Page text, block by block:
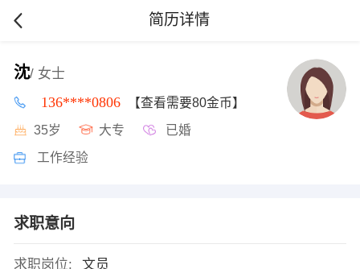
简历详情
沈/ 女士
136****0806 【查看需要80金币】
35岁 大专 已婚
工作经验
求职意向
求职岗位:
文员